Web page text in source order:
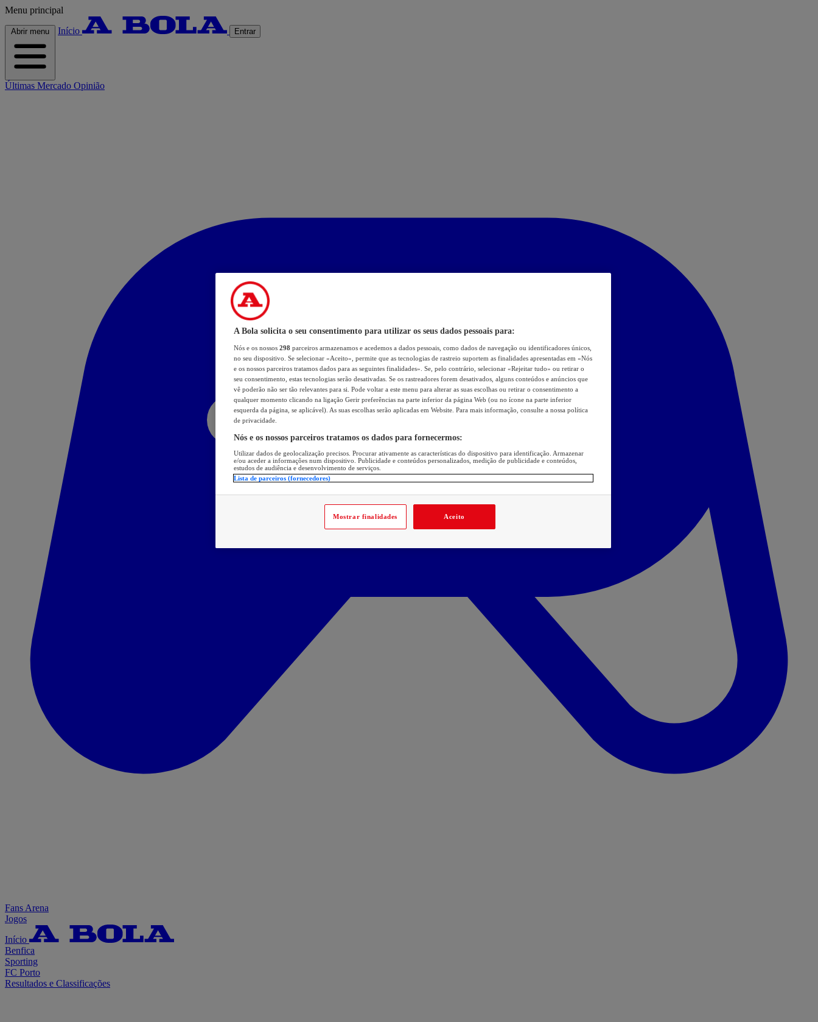
Menu principal
Abrir menu Início Entrar
Últimas Mercado Opinião
Fans Arena
Jogos
Início
Benfica
Sporting
FC Porto
Resultados e Classificações
A Bola solicita o seu consentimento para utilizar os seus dados pessoais para:
Nós e os nossos 298 parceiros armazenamos e acedemos a dados pessoais, como dados de navegação ou identificadores únicos,
no seu dispositivo. Se selecionar «Aceito», permite que as tecnologias de rastreio suportem as finalidades apresentadas em «Nós
e os nossos parceiros tratamos dados para as seguintes finalidades». Se, pelo contrário, selecionar «Rejeitar tudo» ou retirar o
seu consentimento, estas tecnologias serão desativadas. Se os rastreadores forem desativados, alguns conteúdos e anúncios que
vê poderão não ser tão relevantes para si. Pode voltar a este menu para alterar as suas escolhas ou retirar o consentimento a
qualquer momento clicando na ligação Gerir preferências na parte inferior da página Web (ou no ícone na parte inferior
esquerda da página, se aplicável). As suas escolhas serão aplicadas em Website. Para mais informação, consulte a nossa política
de privacidade.
Nós e os nossos parceiros tratamos os dados para fornecermos:
Utilizar dados de geolocalização precisos. Procurar ativamente as características do dispositivo para identificação. Armazenar
e/ou aceder a informações num dispositivo. Publicidade e conteúdos personalizados, medição de publicidade e conteúdos,
estudos de audiência e desenvolvimento de serviços.
Lista de parceiros (fornecedores)
Mostrar finalidades Aceito